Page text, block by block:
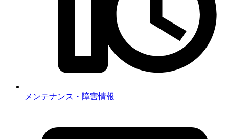
メンテナンス・障害情報